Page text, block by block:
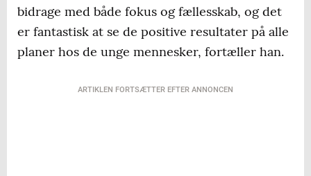
bidrage med både fokus og fællesskab, og det
er fantastisk at se de positive resultater på alle
planer hos de unge mennesker, fortæller han.
ARTIKLEN FORTSÆTTER EFTER ANNONCEN